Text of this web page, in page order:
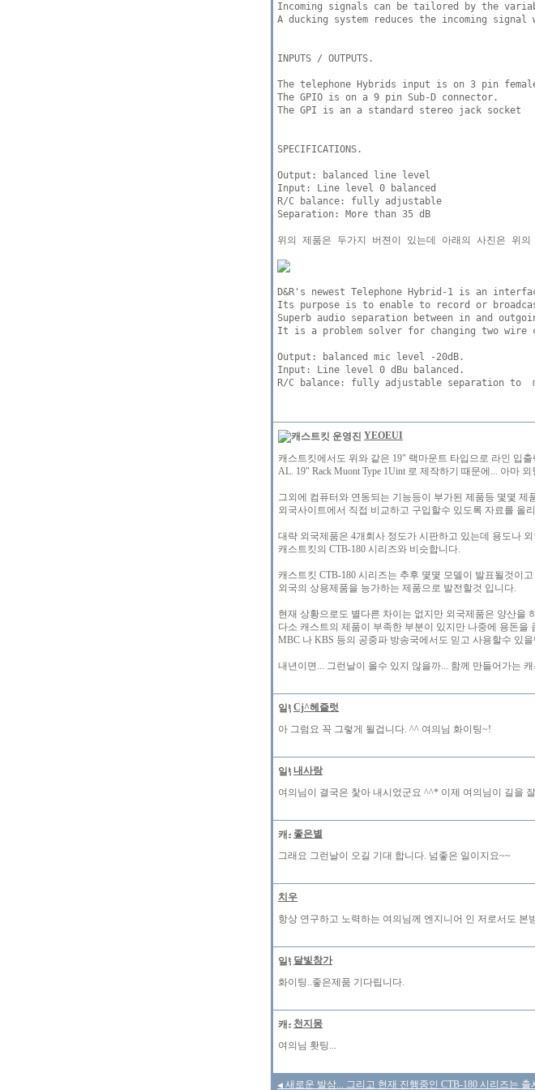
Incoming signals can be tailored by the
A ducking system reduces the incoming
INPUTS / OUTPUTS.
The telephone Hybrids input is on 3 pin
The GPIO is on a 9 pin Sub-D connector.
The GPI is an a standard stereo jack socket
SPECIFICATIONS.
Output: balanced line level
Input: Line level 0 balanced
R/C balance: fully adjustable
Separation: More than 35 dB
위의 제품은 두가지 버젼이 있는데 아래의 사진은 위
D&R's newest Telephone Hybrid-1 is an
Its purpose is to enable to record or
Superb audio separation between in and
It is a problem solver for changing two wire
Output: balanced mic level -20dB.
Input: Line level 0 dBu balanced.
YEOEUI
캐스트킷에서도 위와 같은 19" 랙마운트 타입으로 라인 입
AL. 19" Rack Muont Type 1Uint 로 제작하기 때문에... 아마
그외에 컴퓨터와 연동되는 기능등이 부가된 제품등 몇몇 제
외국사이트에서 직접 비교하고 구입할수 있도록 자료를 올
대략 외국제품은 4개회사 정도가 시판하고 있는데 용도나
캐스트킷의 CTB-180 시리즈와 비슷합니다.
캐스트킷 CTB-180 시리즈는 추후 몇몇 모델이 발표될것이
외국의 상용제품을 능가하는 제품으로 발전할것 입니다.
현재 상황으로도 별다른 차이는 없지만 외국제품은 양산을
다소 캐스트의 제품이 부족한 부분이 있지만 나중에 용돈
MBC 나 KBS 등의 공중파 방송국에서도 믿고 사용할수 있
내년이면... 그런날이 올수 있지 않을까... 함께 만들어가는
Cj^헤즐럿
아 그럼요 꼭 그렇게 될겁니다. ^^ 여의님 화이팅~!
내사랑
여의님이 결국은 찿아 내시었군요 ^^* 이제 여의님이 길을
좋은별
그래요 그런날이 오길 기대 합니다. 넘좋은 일이지요~~
치우
항상 연구하고 노력하는 여의님께 엔지니어 인 저로서도 본
달빛창가
화이팅..좋은제품 기다립니다.
천지몽
여의님 홧팅...
◀ 새로운 발상... 그리고 현재 진행중인 CTB-180 시리즈는 출